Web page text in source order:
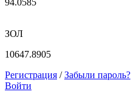
94.0585
ЗОЛ
10647.8905
Регистрация / Забыли пароль?
Войти